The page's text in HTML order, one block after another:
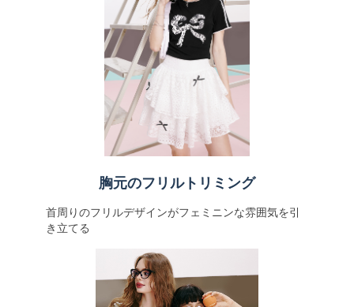
胸元のフリルトリミング
首周りのフリルデザインがフェミニンな雰囲気を引
き立てる